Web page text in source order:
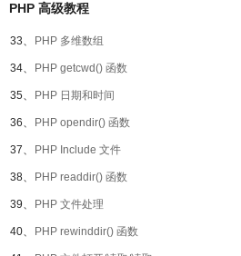
PHP 高级教程
33、 PHP 多维数组
34、 PHP getcwd() 函数
35、 PHP 日期和时间
36、 PHP opendir() 函数
37、 PHP Include 文件
38、 PHP readdir() 函数
39、 PHP 文件处理
40、 PHP rewinddir() 函数